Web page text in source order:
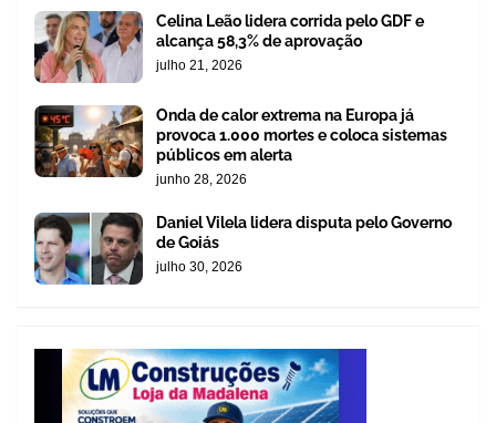
Celina Leão lidera corrida pelo GDF e
alcança 58,3% de aprovação
julho 21, 2026
Onda de calor extrema na Europa já
provoca 1.000 mortes e coloca sistemas
públicos em alerta
junho 28, 2026
Daniel Vilela lidera disputa pelo Governo
de Goiás
julho 30, 2026